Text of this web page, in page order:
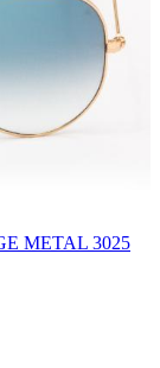
METAL 3025